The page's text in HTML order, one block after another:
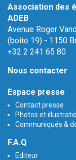
Association des
ADEB
Avenue Roger
(boîte 19) - 1150
+32 2 241 65 80
Nous contacter
Espace presse
Contact presse
Photos et
Communiqués &
F.A.Q
Editeur